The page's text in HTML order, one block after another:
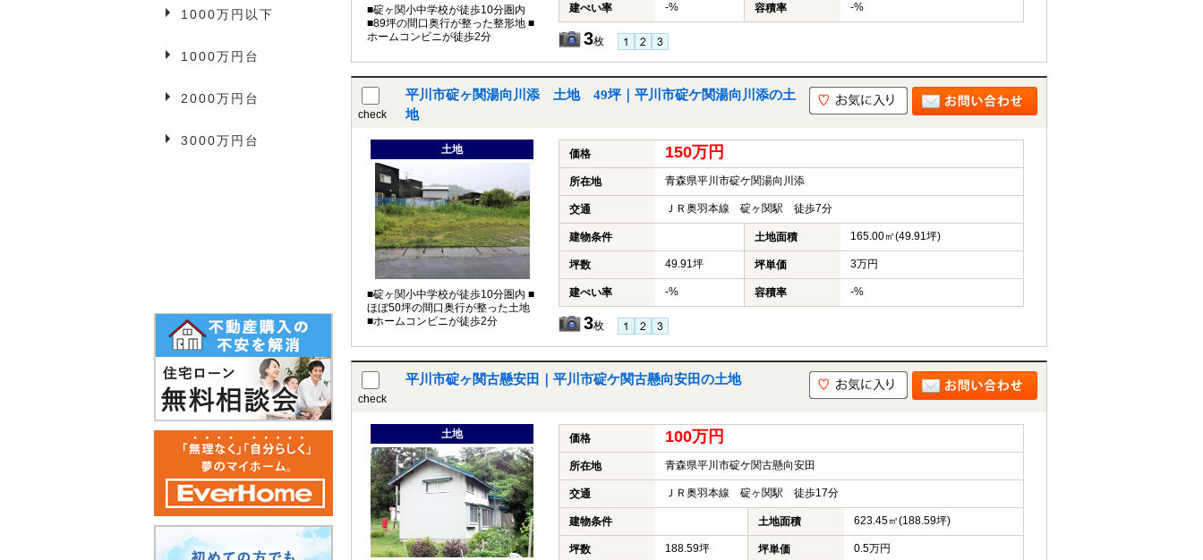
■碇ヶ関小中学校が徒歩10分圏内
■89坪の間口奥行が整った整形地 ■
ホームコンビニが徒歩2分
建ぺい率 -% 容積率 -%
3枚
check
平川市碇ヶ関湯向川添 土地 49坪｜平川市碇ケ関湯向川添の土
地
土地
■碇ヶ関小中学校が徒歩10分圏内 ■
ほぼ50坪の間口奥行が整った土地
■ホームコンビニが徒歩2分
価格 150万円
所在地 青森県平川市碇ケ関湯向川添
交通 ＪＲ奥羽本線 碇ヶ関駅 徒歩7分
建物条件 土地面積 165.00㎡(49.91坪)
坪数 49.91坪 坪単価 3万円
建ぺい率 -% 容積率 -%
3枚
check
平川市碇ヶ関古懸安田｜平川市碇ケ関古懸向安田の土地
土地 価格 100万円
所在地 青森県平川市碇ケ関古懸向安田
交通 ＪＲ奥羽本線 碇ヶ関駅 徒歩17分
建物条件 土地面積 623.45㎡(188.59坪)
坪数 188.59坪 坪単価 0.5万円
1000万円以下
1000万円台
2000万円台
3000万円台
事業用物件
3万円以下
3万円台